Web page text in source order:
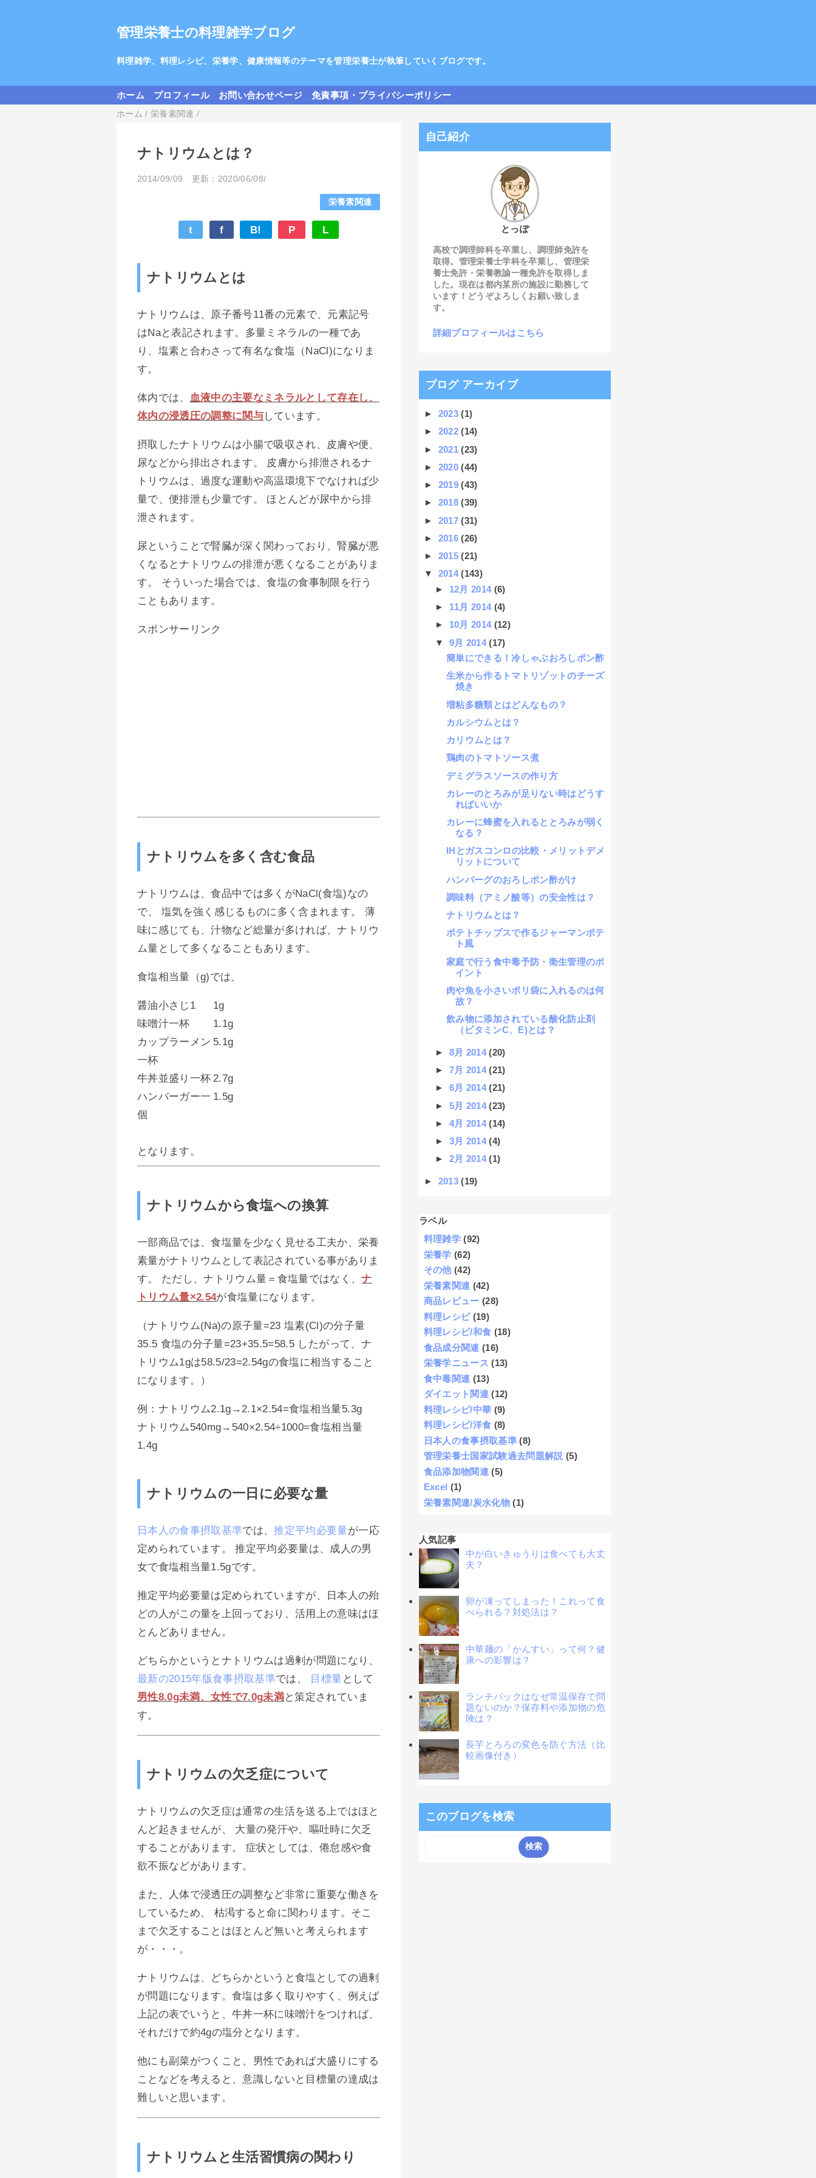
管理栄養士の料理雑学ブログ
料理雑学、料理レシピ、栄養学、健康情報等のテーマを管理栄養士が執筆していくブログです。
ホーム プロフィール お問い合わせページ 免責事項・プライバシーポリシー
ホーム /栄養素関連 /
ナトリウムとは？
2014/09/09 更新：2020/06/08/
栄養素関連
t f B! P L
ナトリウムとは
ナトリウムは、原子番号11番の元素で、元素記号
はNaと表記されます。多量ミネラルの一種であ
り、塩素と合わさって有名な食塩（NaCl)になりま
す。
体内では、
血液中の主要なミネラルとして存在し、
体内の浸透圧の調整に関与しています。
摂取したナトリウムは小腸で吸収され、皮膚や便、
尿などから排出されます。 皮膚から排泄されるナ
トリウムは、過度な運動や高温環境下でなければ少
量で、便排泄も少量です。 ほとんどが尿中から排
泄されます。
尿ということで腎臓が深く関わっており、腎臓が悪
くなるとナトリウムの排泄が悪くなることがありま
す。 そういった場合では、食塩の食事制限を行う
こともあります。
スポンサーリンク
ナトリウムを多く含む食品
ナトリウムは、食品中では多くがNaCl(食塩)なの
で、 塩気を強く感じるものに多く含まれます。 薄
味に感じても、汁物など総量が多ければ、ナトリウ
ム量として多くなることもあります。
食塩相当量（g)では、
醤油小さじ1
1g
味噌汁一杯
1.1g
カップラーメン
一杯
5.1g
牛丼並盛り一杯 2.7g
ハンバーガー一
個
1.5g
となります。
ナトリウムから食塩への換算
一部商品では、食塩量を少なく見せる工夫か、栄養
素量がナトリウムとして表記されている事がありま
す。 ただし、ナトリウム量＝食塩量ではなく、ナ
トリウム量×2.54が食塩量になります。
（ナトリウム(Na)の原子量=23 塩素(Cl)の分子量
35.5 食塩の分子量=23+35.5=58.5 したがって、ナ
トリウム1gは58.5/23=2.54gの食塩に相当すること
になります。）
例：ナトリウム2.1g→2.1×2.54=食塩相当量5.3g
ナトリウム540mg→540×2.54÷1000=食塩相当量
1.4g
ナトリウムの一日に必要な量
日本人の食事摂取基準では、推定平均必要量が一応
定められています。 推定平均必要量は、成人の男
女で食塩相当量1.5gです。
推定平均必要量は定められていますが、日本人の殆
どの人がこの量を上回っており、活用上の意味はほ
とんどありません。
どちらかというとナトリウムは過剰が問題になり、
最新の2015年版食事摂取基準では、 目標量 として
男性8.0g未満、女性で7.0g未満と策定されていま
す。
ナトリウムの欠乏症について
ナトリウムの欠乏症は通常の生活を送る上ではほと
んど起きませんが、 大量の発汗や、嘔吐時に欠乏
することがあります。 症状としては、倦怠感や食
欲不振などがあります。
また、人体で浸透圧の調整など非常に重要な働きを
しているため、 枯渇すると命に関わります。そこ
まで欠乏することはほとんど無いと考えられます
が・・・。
ナトリウムは、どちらかというと食塩としての過剰
が問題になります。食塩は多く取りやすく、例えば
上記の表でいうと、牛丼一杯に味噌汁をつければ、
それだけで約4gの塩分となります。
他にも副菜がつくこと、男性であれば大盛りにする
ことなどを考えると、意識しないと目標量の達成は
難しいと思います。
ナトリウムと生活習慣病の関わり
自己紹介
とっぽ
高校で調理師科を卒業し、調理師免許を
取得。管理栄養士学科を卒業し、管理栄
養士免許・栄養教諭一種免許を取得しま
した。現在は都内某所の施設に勤務して
います！どうぞよろしくお願い致しま
す。
詳細プロフィールはこちら
ブログ アーカイブ
► 2023(1)
► 2022(14)
► 2021(23)
► 2020(44)
► 2019(43)
► 2018(39)
► 2017(31)
► 2016(26)
► 2015(21)
▼ 2014(143)
► 12月 2014 (6)
► 11月 2014 (4)
► 10月 2014 (12)
▼ 9月 2014(17)
簡単にできる！冷しゃぶおろしポン酢
生米から作るトマトリゾットのチーズ
焼き
増粘多糖類とはどんなもの？
カルシウムとは？
カリウムとは？
鶏肉のトマトソース煮
デミグラスソースの作り方
カレーのとろみが足りない時はどうす
ればいいか
カレーに蜂蜜を入れるととろみが弱く
なる？
IHとガスコンロの比較・メリットデメ
リットについて
ハンバーグのおろしポン酢がけ
調味料（アミノ酸等）の安全性は？
ナトリウムとは？
ポテトチップスで作るジャーマンポテ
ト風
家庭で行う食中毒予防・衛生管理のポ
イント
肉や魚を小さいポリ袋に入れるのは何
故？
飲み物に添加されている酸化防止剤
（ビタミンC、E)とは？
► 8月 2014(20)
► 7月 2014(21)
► 6月 2014(21)
► 5月 2014(23)
► 4月 2014(14)
► 3月 2014(4)
► 2月 2014(1)
► 2013(19)
ラベル
料理雑学 (92)
栄養学 (62)
その他 (42)
栄養素関連 (42)
商品レビュー (28)
料理レシピ (19)
料理レシピ/和食 (18)
食品成分関連 (16)
栄養学ニュース (13)
食中毒関連 (13)
ダイエット関連 (12)
料理レシピ/中華 (9)
料理レシピ/洋食 (8)
日本人の食事摂取基準 (8)
管理栄養士国家試験過去問題解説 (5)
食品添加物関連 (5)
Excel (1)
栄養素関連/炭水化物 (1)
人気記事
中が白いきゅうりは食べても大丈
夫？
卵が凍ってしまった！これって食
べられる？対処法は？
中華麺の「かんすい」って何？健
康への影響は？
ランチパックはなぜ常温保存で問
題ないのか？保存料や添加物の危
険は？
長芋とろろの変色を防ぐ方法（比
較画像付き）
このブログを検索